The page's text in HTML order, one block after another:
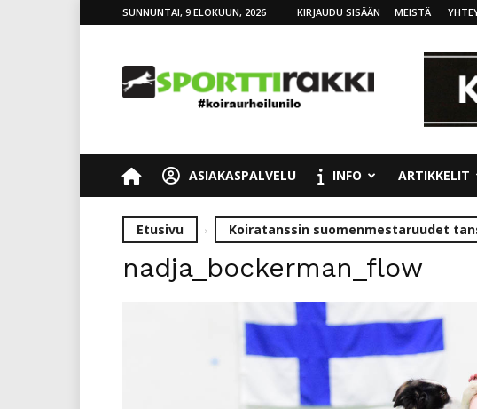
SUNNUNTAI, 9 ELOKUUN, 2026 KIRJAUDU SISÄÄN MEISTÄ
ASIAKASPALVELU INFO ARTIKKELIT
Etusivu Koiratanssin suomenmestaruudet
nadja_bockerman_flow